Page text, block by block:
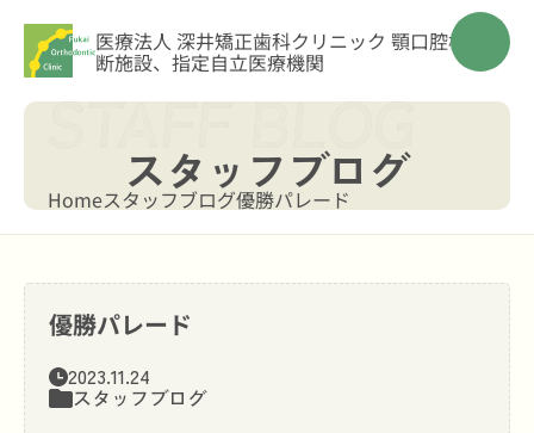
医療法人 深井矯正歯科クリニック 顎口腔機能診
断施設、指定自立医療機関
スタッフブログ
Homeスタッフブログ優勝パレード
優勝パレード
2023.11.24
スタッフブログ